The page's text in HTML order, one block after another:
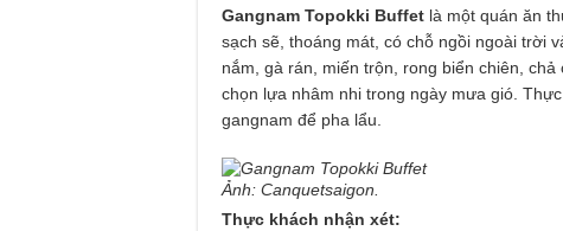
Gangnam Topokki Buffet là một quán ăn
sạch sẽ, thoáng mát, có chỗ ngồi ngoài trời
nắm, gà rán, miến trộn, rong biển chiên,
chọn lựa nhâm nhi trong ngày mưa gió.
gangnam để pha lẩu.
Ảnh: Canquetsaigon.
Thực khách nhận xét: